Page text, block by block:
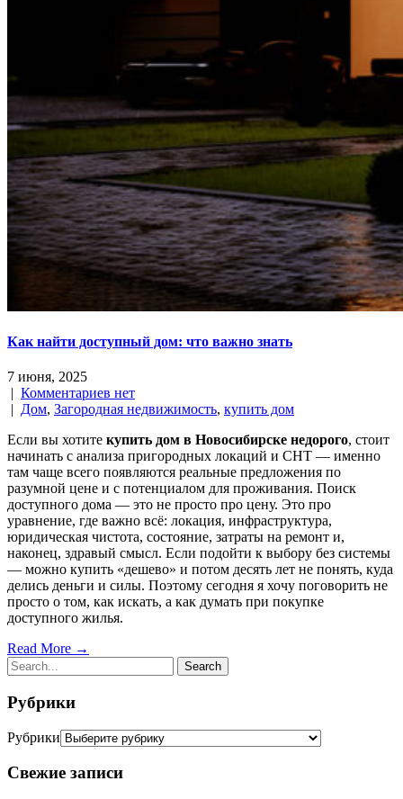
Как найти доступный дом: что важно знать
7 июня, 2025
| Комментариев нет
| Дом, Загородная недвижимость, купить дом
Если вы хотите купить дом в Новосибирске недорого, стоит
начинать с анализа пригородных локаций и СНТ — именно
там чаще всего появляются реальные предложения по
разумной цене и с потенциалом для проживания. Поиск
доступного дома — это не просто про цену. Это про
уравнение, где важно всё: локация, инфраструктура,
юридическая чистота, состояние, затраты на ремонт и,
наконец, здравый смысл. Если подойти к выбору без системы
— можно купить «дешево» и потом десять лет не понять, куда
делись деньги и силы. Поэтому сегодня я хочу поговорить не
просто о том, как искать, а как думать при покупке
доступного жилья.
Read More →
Рубрики
Рубрики
Свежие записи